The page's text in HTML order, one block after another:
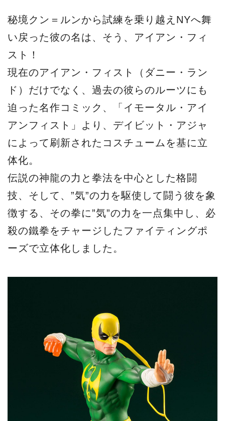
秘境クン＝ルンから試練を乗り越えNYへ舞
い戻った彼の名は、そう、アイアン・フィ
スト！
現在のアイアン・フィスト（ダニー・ラン
ド）だけでなく、過去の彼らのルーツにも
迫った名作コミック、「イモータル・アイ
アンフィスト」より、デイビット・アジャ
によって刷新されたコスチュームを基に立
体化。
伝説の神龍の力と拳法を中心とした格闘
技、そして、”気”の力を駆使して闘う彼を象
徴する、その拳に”気”の力を一点集中し、必
殺の鐵拳をチャージしたファイティングポ
ーズで立体化しました。